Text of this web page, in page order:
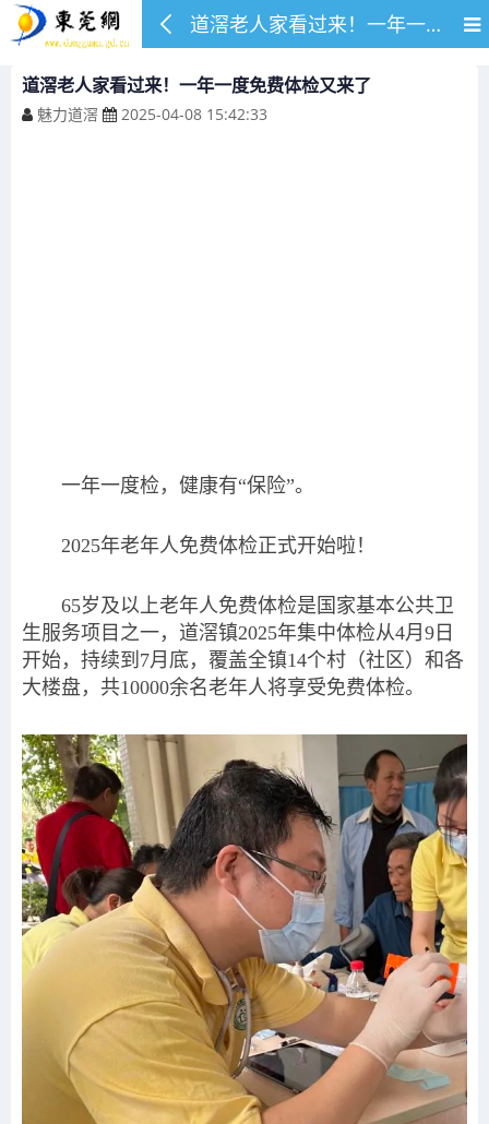
道滘老人家看过来！一年一度免费体检又来了
道滘老人家看过来！一年一度免费体检又来了
魅力道滘 2025-04-08 15:42:33
一年一度检，健康有“保险”。
2025年老年人免费体检正式开始啦！
65岁及以上老年人免费体检是国家基本公共卫
生服务项目之一，道滘镇2025年集中体检从4月9日
开始，持续到7月底，覆盖全镇14个村（社区）和各
大楼盘，共10000余名老年人将享受免费体检。